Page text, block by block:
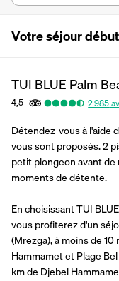
Votre séjour
TUI BLUE Palm
4,5 2 985
Détendez-vous à l'aide
vous sont proposés. 2
petit plongeon avant
moments de détente.
En choisissant TUI
vous profiterez d'un
(Mrezga), à moins de
Hammamet et Plage
km de Djebel